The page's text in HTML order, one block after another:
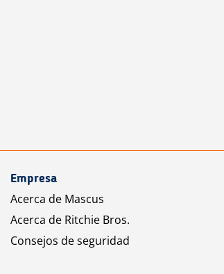
Empresa
Acerca de Mascus
Acerca de Ritchie Bros.
Consejos de seguridad